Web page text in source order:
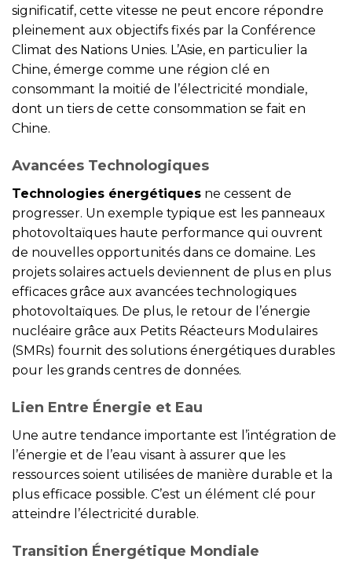
significatif, cette vitesse ne peut encore répondre
pleinement aux objectifs fixés par la Conférence
Climat des Nations Unies. L’Asie, en particulier la
Chine, émerge comme une région clé en
consommant la moitié de l’électricité mondiale,
dont un tiers de cette consommation se fait en
Chine.
Avancées Technologiques
Technologies énergétiques ne cessent de
progresser. Un exemple typique est les panneaux
photovoltaïques haute performance qui ouvrent
de nouvelles opportunités dans ce domaine. Les
projets solaires actuels deviennent de plus en plus
efficaces grâce aux avancées technologiques
photovoltaïques. De plus, le retour de l’énergie
nucléaire grâce aux Petits Réacteurs Modulaires
(SMRs) fournit des solutions énergétiques durables
pour les grands centres de données.
Lien Entre Énergie et Eau
Une autre tendance importante est l’intégration de
l’énergie et de l’eau visant à assurer que les
ressources soient utilisées de manière durable et la
plus efficace possible. C’est un élément clé pour
atteindre l’électricité durable.
Transition Énergétique Mondiale